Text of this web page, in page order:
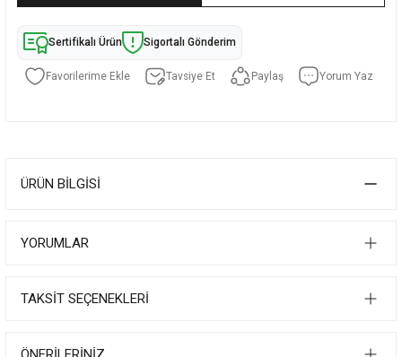
Sertifikalı Ürün Sigortalı Gönderim
Tavsiye Et Paylaş Yorum Yaz
ÜRÜN BILGISI
YORUMLAR
TAKSIT SEÇENEKLERI